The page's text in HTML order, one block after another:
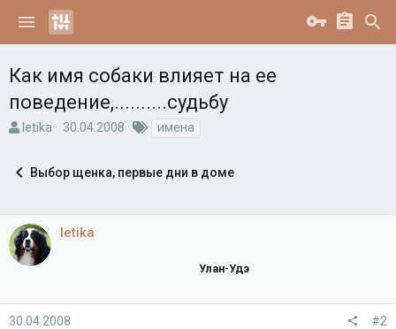
Как имя собаки влияет на ее
поведение,..........судьбу
А
о
е
м
ы
letika
Д
а
ч
30.04.2008
Т
и
имена
Выбор щенка, первые дни в доме
letika
Улан-Удэ
30.04.2008 #2